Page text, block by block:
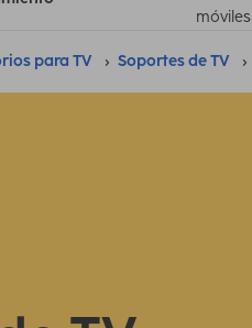
móviles
para TV Soportes de TV